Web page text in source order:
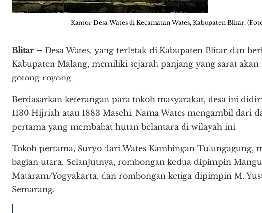
Kantor Desa Wates di Kecamatan Wates, Kabupaten Blitar.
Blitar – Desa Wates, yang terletak di Kabupaten Blitar dan
Kabupaten Malang, memiliki sejarah panjang yang sarat
gotong royong.
Berdasarkan keterangan para tokoh masyarakat, desa ini
1130 Hijriah atau 1883 Masehi. Nama Wates mengambil dari
pertama yang membabat hutan belantara di wilayah ini.
Tokoh pertama, Suryo dari Wates Kambingan Tulungagung,
bagian utara. Selanjutnya, rombongan kedua dipimpin
Mataram/Yogyakarta, dan rombongan ketiga dipimpin M.
Semarang.